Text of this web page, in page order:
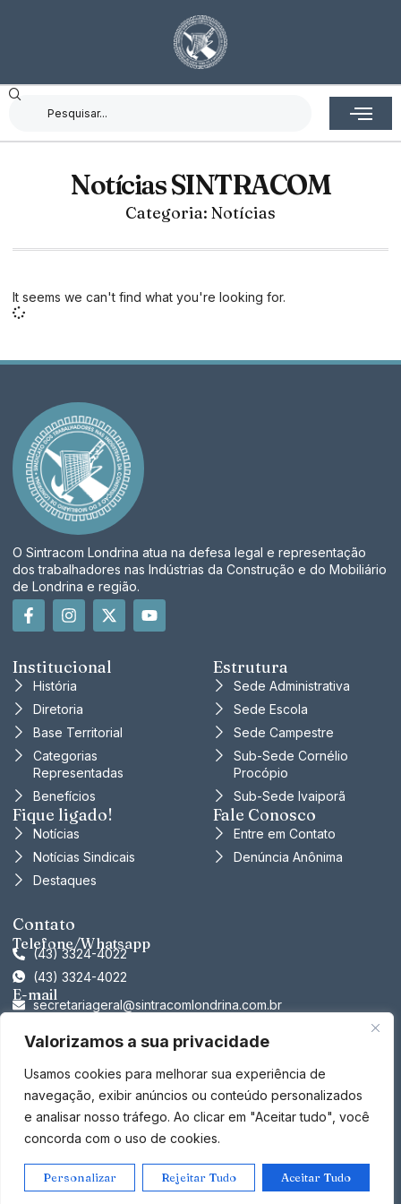
Valorizamos a sua privacidade
Usamos cookies para melhorar sua experiência de
navegação, exibir anúncios ou conteúdo personalizados
e analisar nosso tráfego. Ao clicar em "Aceitar tudo", você
concorda com o uso de cookies.
Personalizar Rejeitar Tudo Aceitar Tudo
Notícias SINTRACOM
Categoria: Notícias
It seems we can't find what you're looking for.
O Sintracom Londrina atua na defesa legal e representação
dos trabalhadores nas Indústrias da Construção e do Mobiliário
de Londrina e região.
Institucional
História
Diretoria
Base Territorial
Categorias
Representadas
Benefícios
Fique ligado!
Notícias
Notícias Sindicais
Destaques
Estrutura
Sede Administrativa
Sede Escola
Sede Campestre
Sub-Sede Cornélio
Procópio
Sub-Sede Ivaiporã
Fale Conosco
Entre em Contato
Denúncia Anônima
Contato
Telefone/Whatsapp
(43) 3324-4022
(43) 3324-4022
E-mail
secretariageral@sintracomlondrina.com.br
presidencia@sintracomlondrina.com.br
Endereço
Rua Sergipe, 598 – Ed. Tókyo, Sl. 107 – Londrina –
Paraná – CEP: 86010-913
Copyright © 2026 Sintracom Londrina. Todos os direitos reservados.
Política de PrivacidadePolítica de Cookies Termos de Uso